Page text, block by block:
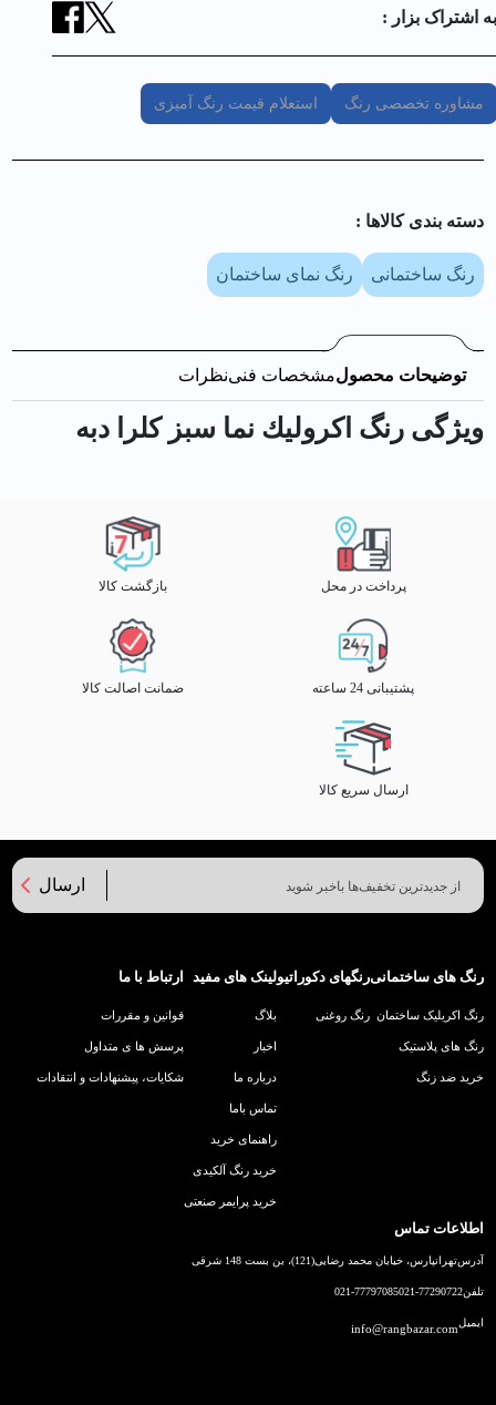
به اشتراک بزار :
مشاوره تخصصی رنگ استعلام قیمت رنگ آمیزی
دسته بندی کالا‌ها :
رنگ ساختمانی رنگ نمای ساختمان
توضیحات محصولمشخصات فنینظرات
ویژگی رنگ اكروليك نما سبز کلرا دبه
پرداخت در محل بازگشت کالا
پشتیبانی 24 ساعته ضمانت اصالت کالا
ارسال سریع کالا
ارسال
رنگ های ساختمانی
رنگ اکریلیک ساختمان
رنگ های پلاستیک
خرید ضد زنگ
رنگهای دکوراتیو
رنگ روغنی
لینک های مفید
بلاگ
اخبار
درباره ما
تماس باما
راهنمای خرید
خرید رنگ آلکیدی
خرید پرایمر صنعتی
ارتباط با ما
قوانین و مقررات
پرسش ها ی متداول
شکایات، پیشنهادات و انتقادات
اطلاعات تماس
آدرستهرانپارس، خیابان محمد رضایی(121)، بن بست 148 شرقی
تلفن021-77290722
021-77797085
ایمیلinfo@rangbazar.com